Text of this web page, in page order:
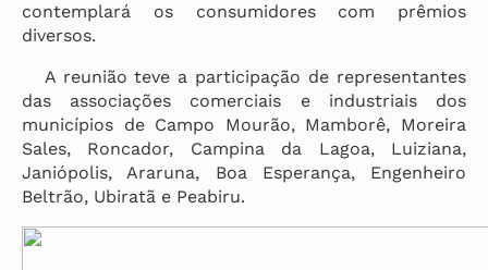
contemplará os consumidores com prêmios
diversos.
A reunião teve a participação de representantes
das associações comerciais e industriais dos
municípios de Campo Mourão, Mamborê, Moreira
Sales, Roncador, Campina da Lagoa, Luiziana,
Janiópolis, Araruna, Boa Esperança, Engenheiro
Beltrão, Ubiratã e Peabiru.